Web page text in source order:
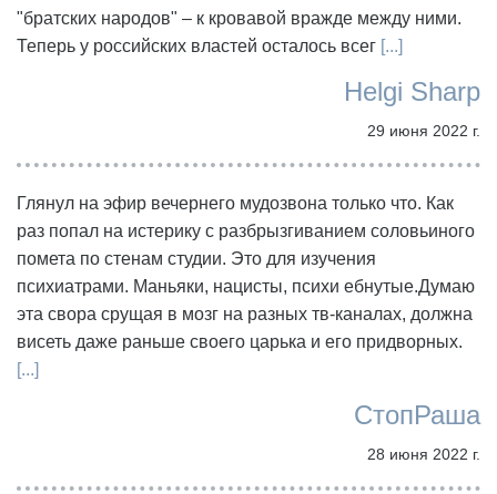
"братских народов" – к кровавой вражде между ними.
Теперь у российских властей осталось всег [...]
Helgi Sharp
29 июня 2022 г.
Глянул на эфир вечернего мудозвона только что. Как
раз попал на истерику с разбрызгиванием соловьиного
помета по стенам студии. Это для изучения
психиатрами. Маньяки, нацисты, психи ебнутые.Думаю
эта свора срущая в мозг на разных тв-каналах, должна
висеть даже раньше своего царька и его придворных.
[...]
СтопРаша
28 июня 2022 г.